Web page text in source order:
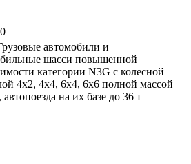
автомобили и
шасси повышенной
категории N3G с колесной
4х2, 4х4, 6х4, 6х6 полной массой
автопоезда на их базе до 36 т